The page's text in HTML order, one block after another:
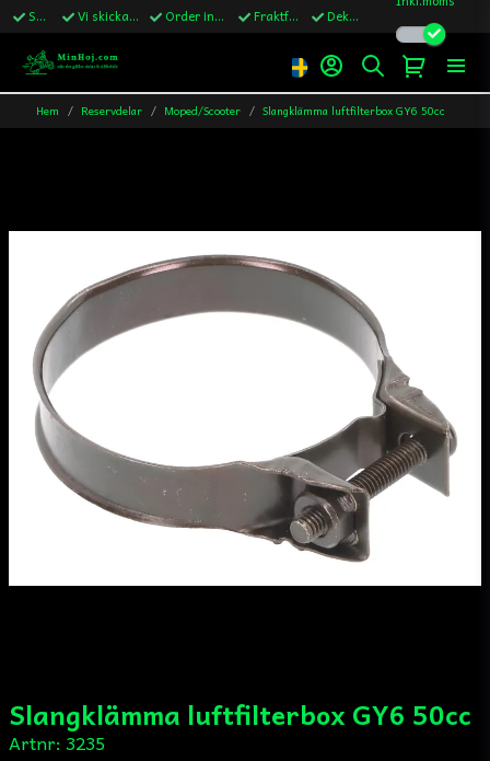
Snabba leveranser Vi skickar till Sverige,Danmark & Finland Order innan kl.13 skickas samma vardag Fraktfritt över 1200kr till Sverige Dekaler ingår i alla ordrar
Hem Reservdelar Moped/Scooter Slangklämma luftfilterbox GY6 50cc
Slangklämma luftfilterbox GY6 50cc
Artnr: 3235